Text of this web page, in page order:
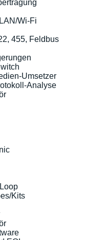
Wi-Fi
455, Feldbus
Umsetzer
Analyse
Kits